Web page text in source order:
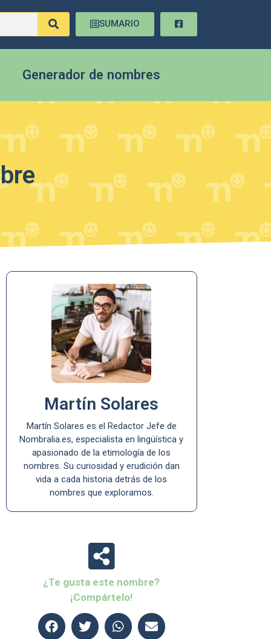
SUMARIO
Generador de nombres
Martín Solares
Martín Solares es el Redactor Jefe de
Nombralia.es, especialista en lingüística y
apasionado de la etimología de los
nombres. Su curiosidad y erudición dan
vida a cada historia detrás de los
nombres que exploramos.
¿Te gusta este nombre?
¡Compártelo!